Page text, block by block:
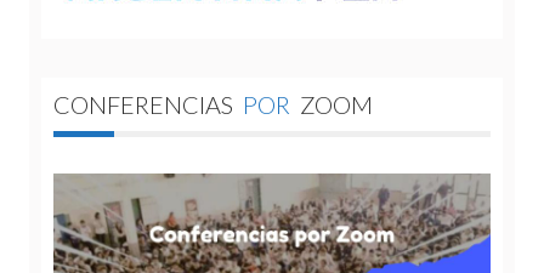
CONFERENCIAS POR ZOOM